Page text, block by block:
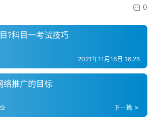
0
?科目一考试技巧
2021年11月16日 16:26
络推广的目标
下一篇